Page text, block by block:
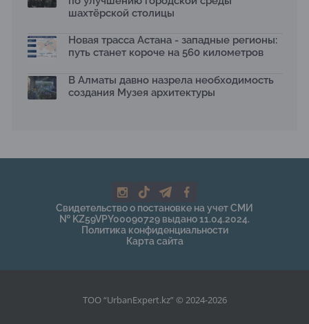
шахтёрской столицы
Новая трасса Астана - западные регионы:
путь станет короче на 560 километров
В Алматы давно назрела необходимость
создания Музея архитектуры
Свидетельство о постановке на учет СМИ
№ KZ59VPY00090729 выдано 11.04.2024.
Политика конфиденциальности
Карта сайта
ТОО “UrbanExpert.kz” © 2024-2026